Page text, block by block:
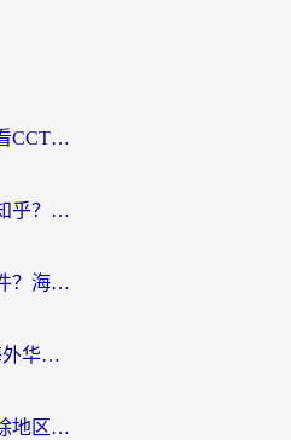
海外党亲测：在海外如何看CCTV？告别“仅限大陆播放”的实用指南
央视影音在海外可以看吗知乎？留学生亲测：3步解决地域限制+追剧自由
在国外怎么看咪咕视频软件？海外党亲测有效的回国加速方案
12123在国外能登录吗？海外华人必看的回国加速实用指南
海外党追剧必备：手机解除地区限制app怎么选？解决央视视频&国内剧地区限制全指南